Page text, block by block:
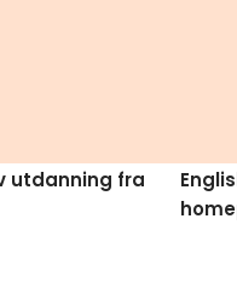
utdanning fra